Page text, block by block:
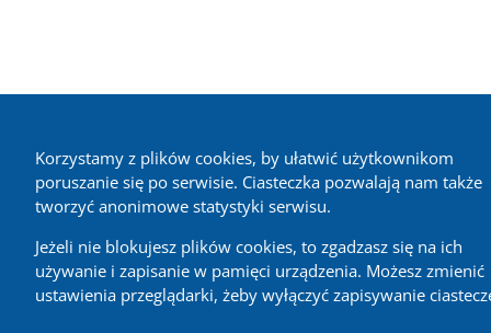
Korzystamy z plików cookies, by ułatwić użytkownikom
poruszanie się po serwisie. Ciasteczka pozwalają nam także
tworzyć anonimowe statystyki serwisu.
Jeżeli nie blokujesz plików cookies, to zgadzasz się na ich
używanie i zapisanie w pamięci urządzenia. Możesz zmienić
ustawienia przeglądarki, żeby wyłączyć zapisywanie